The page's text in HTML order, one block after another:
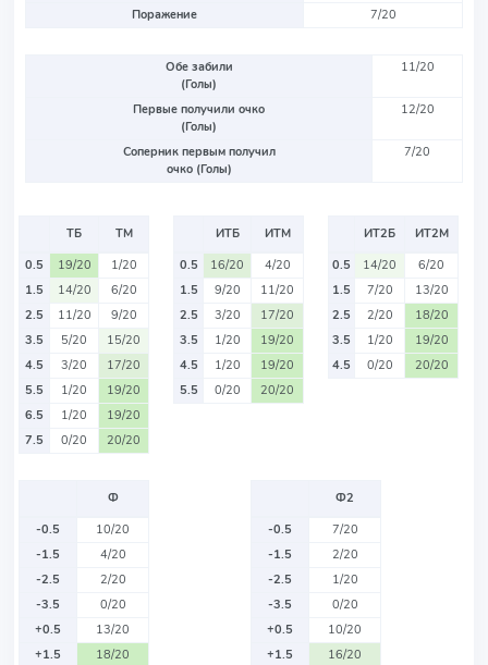
Поражение
7/20
Обе забили
(Голы)
11/20
Первые получили очко
(Голы)
12/20
Соперник первым получил
очко (Голы)
7/20
ТБ
ТМ
0.5
19/20
1/20
1.5
14/20
6/20
2.5
11/20
9/20
3.5
5/20
15/20
4.5
3/20
17/20
5.5
1/20
19/20
6.5
1/20
19/20
7.5
0/20 20/20
ИТБ
ИТМ
0.5
16/20
4/20
1.5
9/20
11/20
2.5
3/20
17/20
3.5
1/20
19/20
4.5
1/20
19/20
5.5
0/20 20/20
ИТ2Б
ИТ2М
0.5
14/20
6/20
1.5
7/20
13/20
2.5
2/20
18/20
3.5
1/20
19/20
4.5
0/20 20/20
Ф
-0.5
10/20
-1.5
4/20
-2.5
2/20
-3.5
0/20
+0.5
13/20
+1.5
18/20
Ф2
-0.5
7/20
-1.5
2/20
-2.5
1/20
-3.5
0/20
+0.5
10/20
+1.5
16/20